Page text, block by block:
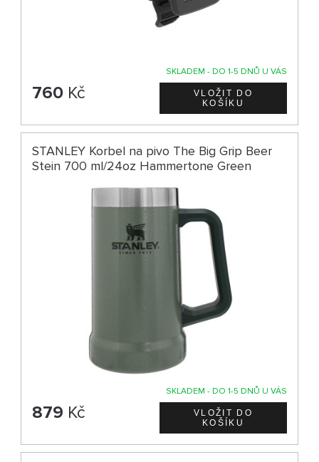
SKLADEM - DO 1-5 DNŮ U VÁS
760 Kč
STANLEY Korbel na pivo The Big Grip Beer
Stein 700 ml/24oz Hammertone Green
SKLADEM - DO 1-5 DNŮ U VÁS
879 Kč